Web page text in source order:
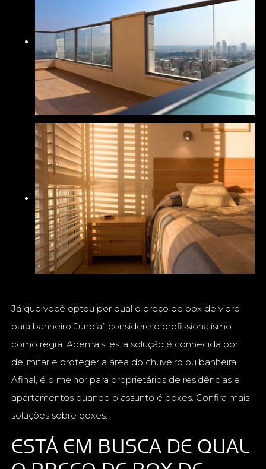
Já que você optou por qual o preço de box de vidro
para banheiro Jundiaí, considere o profissionalismo
como regra. Ademais, esta solução é conhecida por
delimitar e proteger a área do chuveiro ou banheira.
Afinal, é o melhor para proprietários de residências e
apartamentos quando o assunto é boxes. Confira mais
soluções sobre boxes.
ESTÁ EM BUSCA DE QUAL